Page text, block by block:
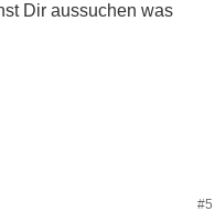
Dir aussuchen was
#5